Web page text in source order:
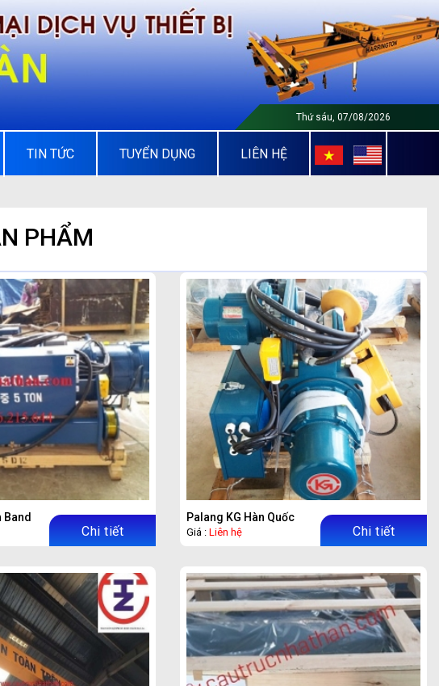
Thứ sáu, 07/08/2026
TIN TỨC TUYỂN DỤNG LIÊN HỆ
PHẨM
Chi tiết
Palang KG Hàn Quốc
Giá : Liên hệ Chi tiết